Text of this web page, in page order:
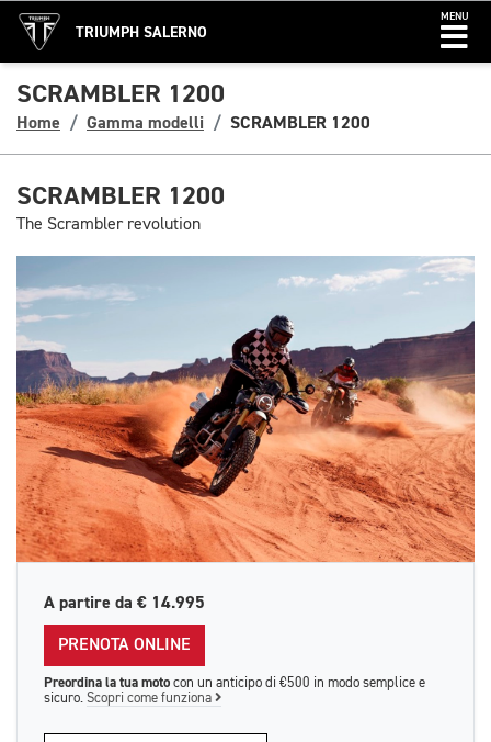
TRIUMPH SALERNO
MENU
SCRAMBLER 1200
Home Gamma modelli SCRAMBLER 1200
SCRAMBLER 1200
The Scrambler revolution
A partire da € 14.995
PRENOTA ONLINE
Preordina la tua moto con un anticipo di €500 in modo semplice e
sicuro. Scopri come funziona